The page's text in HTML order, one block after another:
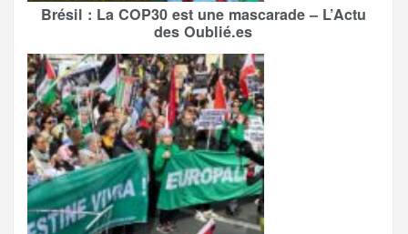
Brésil : La COP30 est une mascarade – L’Actu
des Oublié.es